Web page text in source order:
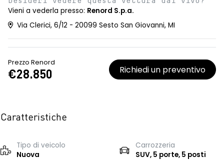
Vieni a vederla presso: Renord S.p.a.
Via Clerici, 6/12 - 20099 Sesto San Giovanni, MI
Prezzo Renord
€28.850 Richiedi un preventivo
Caratteristiche
Tipo di veicolo
Nuova
Carrozzeria
SUV, 5 porte, 5 posti